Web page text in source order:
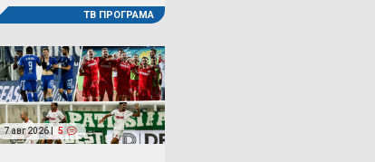
ТВ ПРОГРАМА
7 авг 2026 | 5